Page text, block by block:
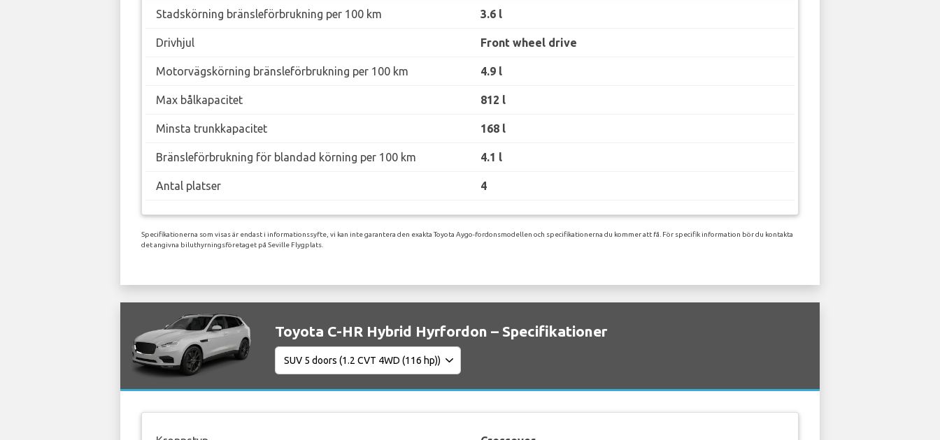
Stadskörning bränsleförbrukning per 100 km 3.6 l
Drivhjul Front wheel drive
Motorvägskörning bränsleförbrukning per 100 km 4.9 l
Max bålkapacitet 812 l
Minsta trunkkapacitet 168 l
Bränsleförbrukning för blandad körning per 100 km 4.1 l
Antal platser 4
Specifikationerna som visas är endast i informationssyfte, vi kan inte garantera den exakta Toyota Aygo-fordonsmodellen och specifikationerna du kommer att få. För specifik information bör du kontakta
det angivna biluthyrningsföretaget på Seville Flygplats.
Toyota C-HR Hybrid Hyrfordon – Specifikationer